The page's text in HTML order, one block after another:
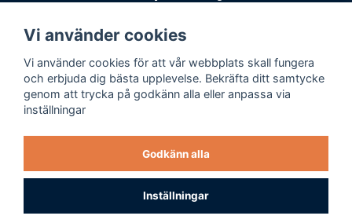
Powered by Nyehandel AB
Företagsuppgifter
Personuppgiftspolicy
Varumärken
Vi använder cookies
Vi använder cookies för att vår webbplats skall fungera
och erbjuda dig bästa upplevelse. Bekräfta ditt samtycke
genom att trycka på godkänn alla eller anpassa via
inställningar
Godkänn alla
Inställningar